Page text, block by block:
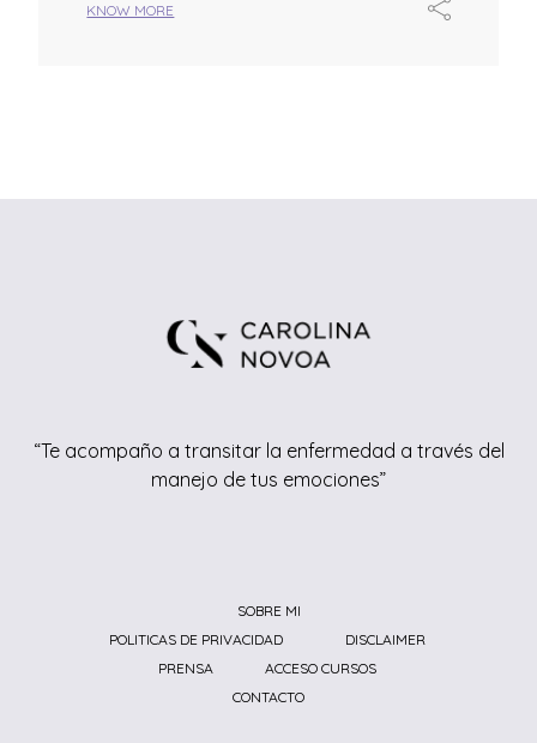
KNOW MORE
“Te acompaño a transitar la enfermedad a través del
manejo de tus emociones”
SOBRE MI
POLITICAS DE PRIVACIDAD
DISCLAIMER
PRENSA
ACCESO CURSOS
CONTACTO